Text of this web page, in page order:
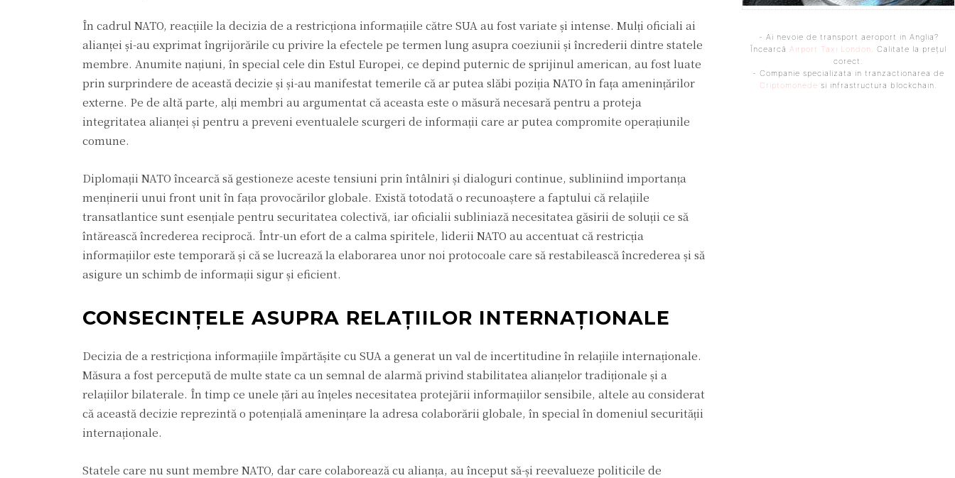
În cadrul NATO, reacțiile la decizia de a restricționa informațiile către SUA au fost variate și intense. Mulți oficiali ai
alianței și-au exprimat îngrijorările cu privire la efectele pe termen lung asupra coeziunii și încrederii dintre statele
membre. Anumite națiuni, în special cele din Estul Europei, ce depind puternic de sprijinul american, au fost luate
prin surprindere de această decizie și și-au manifestat temerile că ar putea slăbi poziția NATO în fața amenințărilor
externe. Pe de altă parte, alți membri au argumentat că aceasta este o măsură necesară pentru a proteja
integritatea alianței și pentru a preveni eventualele scurgeri de informații care ar putea compromite operațiunile
comune.
Diplomații NATO încearcă să gestioneze aceste tensiuni prin întâlniri și dialoguri continue, subliniind importanța
menținerii unui front unit în fața provocărilor globale. Există totodată o recunoaștere a faptului că relațiile
transatlantice sunt esențiale pentru securitatea colectivă, iar oficialii subliniază necesitatea găsirii de soluții ce să
întărească încrederea reciprocă. Într-un efort de a calma spiritele, liderii NATO au accentuat că restricția
informațiilor este temporară și că se lucrează la elaborarea unor noi protocoale care să restabilească încrederea și să
asigure un schimb de informații sigur și eficient.
CONSECINȚELE ASUPRA RELAȚIILOR INTERNAȚIONALE
Decizia de a restricționa informațiile împărtășite cu SUA a generat un val de incertitudine în relațiile internaționale.
Măsura a fost percepută de multe state ca un semnal de alarmă privind stabilitatea alianțelor tradiționale și a
relațiilor bilaterale. În timp ce unele țări au înțeles necesitatea protejării informațiilor sensibile, altele au considerat
că această decizie reprezintă o potențială amenințare la adresa colaborării globale, în special în domeniul securității
internaționale.
Statele care nu sunt membre NATO, dar care colaborează cu alianța, au început să-și reevalueze politicile de
- Ai nevoie de transport aeroport in Anglia?
Încearcă Airport Taxi London . Calitate la prețul
corect.
- Companie specializata in tranzactionarea de
Criptomonede si infrastructura blockchain.